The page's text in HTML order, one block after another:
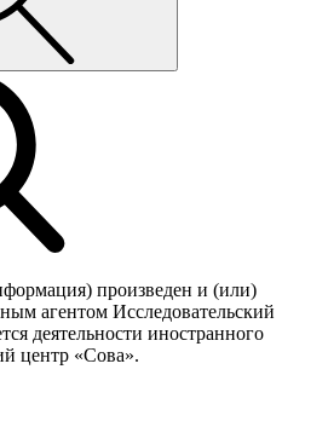
произведен и (или)
агентом Исследовательский
деятельности иностранного
центр «Сова».